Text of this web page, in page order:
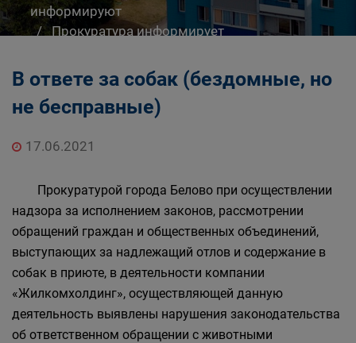
информируют
Прокуратура информирует
В ответе за собак (бездомные, но
не бесправные)
17.06.2021
Прокуратурой города Белово при осуществлении
надзора за исполнением законов, рассмотрении
обращений граждан и общественных объединений,
выступающих за надлежащий отлов и содержание в
собак в приюте, в деятельности компании
«Жилкомхолдинг», осуществляющей данную
деятельность выявлены нарушения законодательства
об ответственном обращении с животными